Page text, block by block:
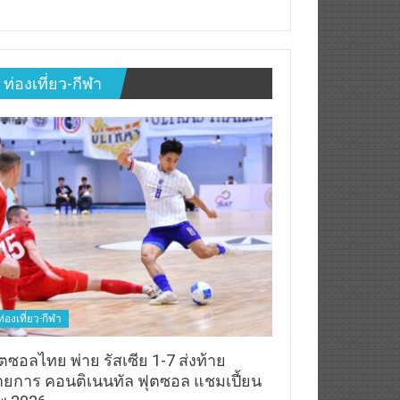
ท่องเที่ยว-กีฬา
องเที่ยว-กีฬา
ซอลไทย พ่าย รัสเซีย 1-7 ส่งท้าย
ยการ คอนติเนนทัล ฟุตซอล แชมเปี้ยน